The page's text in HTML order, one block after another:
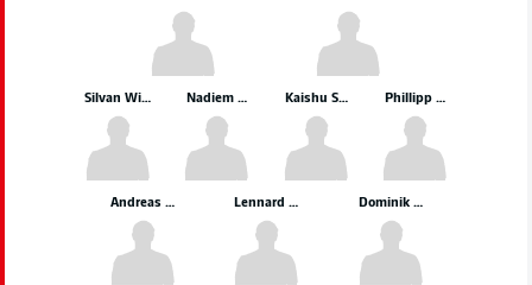
Phillipp Mwene
Andreas Hanche-Olsen
Silvan Widmer
Dominik Kohr
Kaishu Sano
Nadiem Amiri
Lennard Maloney